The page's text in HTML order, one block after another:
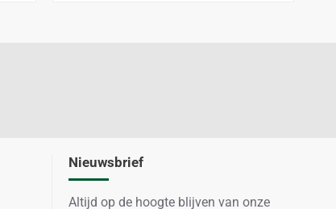
Nieuwsbrief
Altijd op de hoogte blijven van onze